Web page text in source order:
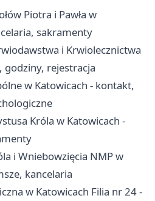
Piotra i Pawła w
sakramenty
i Krwiolecznictwa
godziny, rejestracja
w Katowicach - kontakt,
Króla w Katowicach -
i Wniebowzięcia NMP w
kancelaria
w Katowicach Filia nr 24 -